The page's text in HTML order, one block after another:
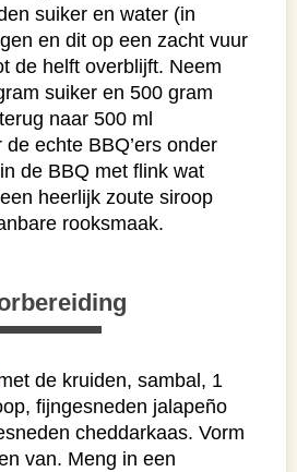
suiker en water (in
en dit op een zacht vuur
de helft overblijft. Neem
suiker en 500 gram
naar 500 ml
echte BBQ’ers onder
de BBQ met flink wat
heerlijk zoute siroop
rooksmaak.
de kruiden, sambal, 1
fijngesneden jalapeño
cheddarkaas. Vorm
van. Meng in een